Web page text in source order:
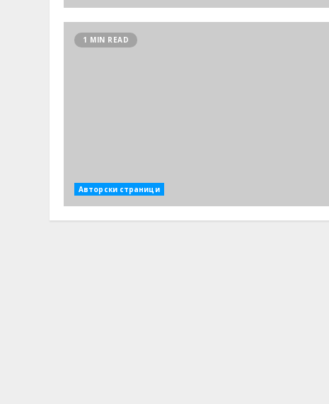
1 MIN READ
Авторски страници